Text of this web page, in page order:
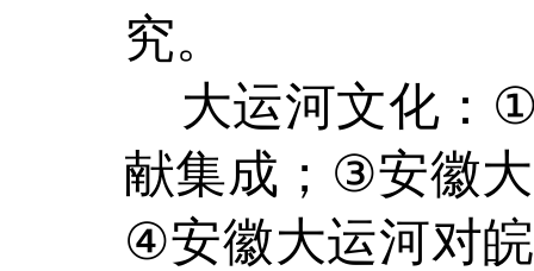
究。
大运河文化 ：
献集成； ③安徽
④安徽大运河对